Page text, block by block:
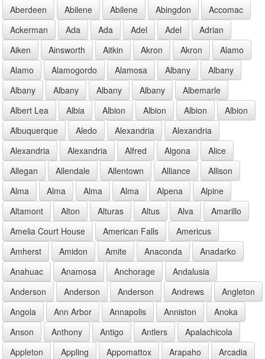
Aberdeen
Abilene Abilene Abingdon
Accomac
Ackerman
Ada Ada Adel Adel
Adrian
Aiken
Ainsworth Aitkin Akron Akron
Alamo
Alamo
Alamogordo Alamosa Albany
Albany
Albany
Albany Albany Albany
Albemarle
Albert Lea
Albia Albion Albion Albion
Albion
Albuquerque
Aledo Alexandria
Alexandria
Alexandria
Alexandria Alfred Algona
Alice
Allegan
Allendale Allentown Alliance
Allison
Alma
Alma Alma Alma Alpena
Alpine
Altamont
Alton Alturas Altus Alva
Amarillo
Amelia Court House
American Falls
Americus
Amherst
Amidon Amite Anaconda
Anadarko
Anahuac
Anamosa Anchorage
Andalusia
Anderson
Anderson Anderson Andrews
Angleton
Angola
Ann Arbor Annapolis Anniston
Anoka
Anson
Anthony Antigo Antlers
Apalachicola
Appleton
Appling Appomattox Arapaho
Arcadia